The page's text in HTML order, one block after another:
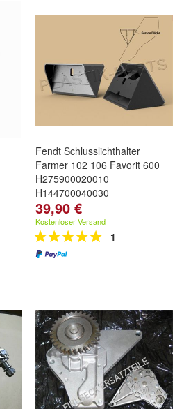
Fendt Schlusslichthalter
Farmer 102 106 Favorit 600
H275900020010
H144700040030
39,90 €
Kostenloser Versand
1